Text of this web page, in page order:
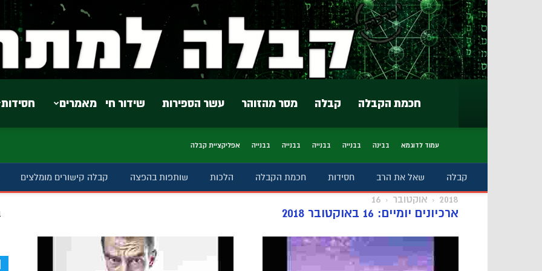
חסידות מאמרים שידור חי עשר הספירות מסר מהזוהר קבלה חכמת הקבלה
עמוד לדוגמא בבינה בבנייה בבנייה בבנייה בבנייה אפליקציית קבלה
קבלה שאל את הרב חסידות חכמת הקבלה הלכות שותפות בהפצה קבלה קישורים מומלצים
2018 אוקטובר 16
ארכיונים יומיים: 16 באוקטובר 2018